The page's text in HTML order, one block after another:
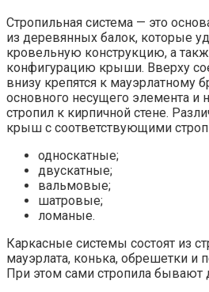
Стропильная система — это
из деревянных балок, которые
кровельную конструкцию, а
конфигурацию крыши. Вверху
внизу крепятся к мауэрлатному
основного несущего элемента и
стропил к кирпичной стене.
крыш с соответствующими
односкатные;
двускатные;
вальмовые;
шатровые;
ломаные.
Каркасные системы состоят из
мауэрлата, конька, обрешетки и
При этом сами стропила бывают